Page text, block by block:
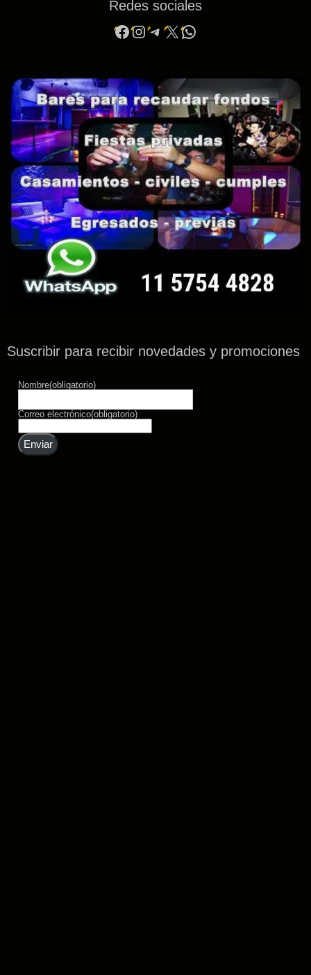
Redes sociales
Facebook
Instagram
Telegram
X WhatsApp
Suscribir para recibir novedades y promociones
Nombre(obligatorio)
Correo electrónico(obligatorio)
Enviar